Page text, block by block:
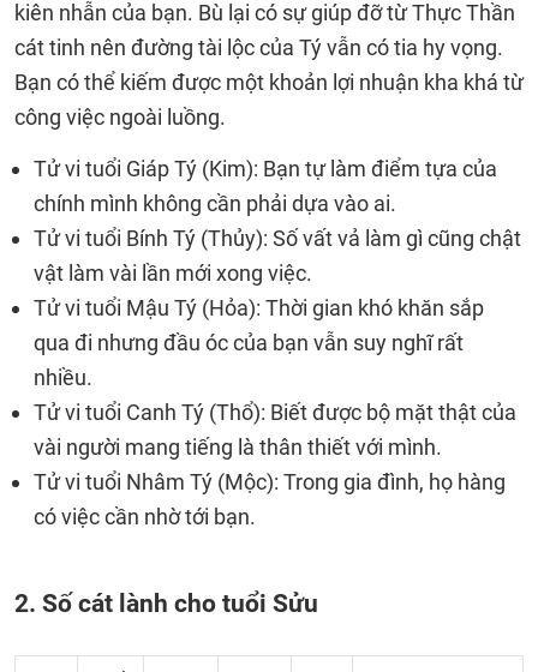
kiên nhẫn của bạn. Bù lại có sự giúp đỡ từ Thực Thần
cát tinh nên đường tài lộc của Tý vẫn có tia hy vọng.
Bạn có thể kiếm được một khoản lợi nhuận kha khá từ
công việc ngoài luồng.
Tử vi tuổi Giáp Tý (Kim): Bạn tự làm điểm tựa của
chính mình không cần phải dựa vào ai.
Tử vi tuổi Bính Tý (Thủy): Số vất vả làm gì cũng chật
vật làm vài lần mới xong việc.
Tử vi tuổi Mậu Tý (Hỏa): Thời gian khó khăn sắp
qua đi nhưng đầu óc của bạn vẫn suy nghĩ rất
nhiều.
Tử vi tuổi Canh Tý (Thổ): Biết được bộ mặt thật của
vài người mang tiếng là thân thiết với mình.
Tử vi tuổi Nhâm Tý (Mộc): Trong gia đình, họ hàng
có việc cần nhờ tới bạn.
2. Số cát lành cho tuổi Sửu